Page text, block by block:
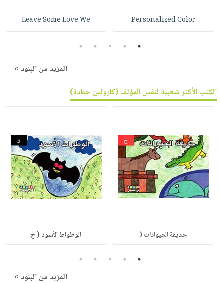
Personalized Color
Leave Some Love We
1
2
3
4
5
المزيد من البنود »
الكتب الأكثر شعبية لنفس المؤلف (كارولين حمادة)
حديقة الحيوانات ( الوطواط الأسود ( ح
1
2
3
4
5
المزيد من البنود »